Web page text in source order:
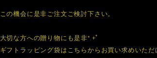
この機会に是非ご注文ご検討下さい。
大切な方への贈り物にも是非*.+ﾟ
ギフトラッピング袋はこちらからお買い求めいただ